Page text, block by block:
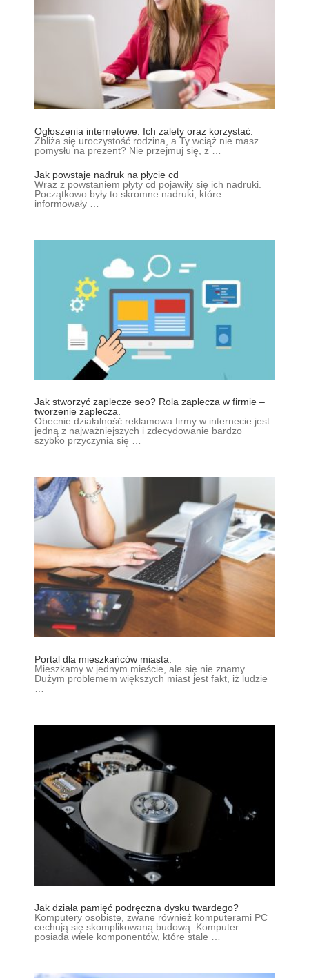
Ogłoszenia internetowe. Ich zalety oraz korzystać.
Zbliża się uroczystość rodzina, a Ty wciąż nie masz
pomysłu na prezent? Nie przejmuj się, z …
Jak powstaje nadruk na płycie cd
Wraz z powstaniem płyty cd pojawiły się ich nadruki.
Początkowo były to skromne nadruki, które
informowały …
Jak stworzyć zaplecze seo? Rola zaplecza w firmie –
tworzenie zaplecza.
Obecnie działalność reklamowa firmy w internecie jest
jedną z najważniejszych i zdecydowanie bardzo
szybko przyczynia się …
Portal dla mieszkańców miasta.
Mieszkamy w jednym mieście, ale się nie znamy
Dużym problemem większych miast jest fakt, iż ludzie
Jak działa pamięć podręczna dysku twardego?
Komputery osobiste, zwane również komputerami PC
cechują się skomplikowaną budową. Komputer
posiada wiele komponentów, które stale …